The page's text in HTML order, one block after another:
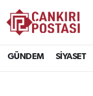
GÜNDEM SİYASET